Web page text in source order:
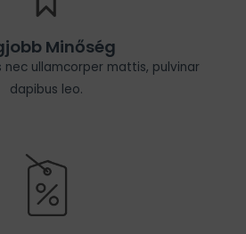
Minőség
nec ullamcorper mattis, pulvinar
dapibus leo.